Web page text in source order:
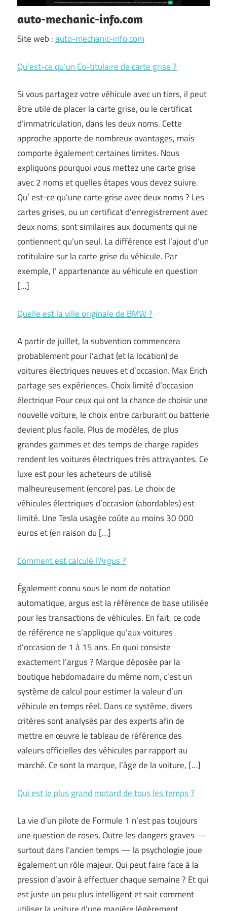
auto-mechanic-info.com
Site web :auto-mechanic-info.com
Qu’est-ce qu’un Co-titulaire de carte grise ?
Si vous partagez votre véhicule avec un tiers, il peut
être utile de placer la carte grise, ou le certificat
d’immatriculation, dans les deux noms. Cette
approche apporte de nombreux avantages, mais
comporte également certaines limites. Nous
expliquons pourquoi vous mettez une carte grise
avec 2 noms et quelles étapes vous devez suivre.
Qu’ est-ce qu’une carte grise avec deux noms ? Les
cartes grises, ou un certificat d’enregistrement avec
deux noms, sont similaires aux documents qui ne
contiennent qu’un seul. La différence est l’ajout d’un
cotitulaire sur la carte grise du véhicule. Par
exemple, l’ appartenance au véhicule en question
[…]
Quelle est la ville originale de BMW ?
A partir de juillet, la subvention commencera
probablement pour l’achat (et la location) de
voitures électriques neuves et d’occasion. Max Erich
partage ses expériences. Choix limité d’occasion
électrique Pour ceux qui ont la chance de choisir une
nouvelle voiture, le choix entre carburant ou batterie
devient plus facile. Plus de modèles, de plus
grandes gammes et des temps de charge rapides
rendent les voitures électriques très attrayantes. Ce
luxe est pour les acheteurs de utilisé
malheureusement (encore) pas. Le choix de
véhicules électriques d’occasion (abordables) est
limité. Une Tesla usagée coûte au moins 30 000
euros et (en raison du […]
Comment est calculé l’Argus ?
Également connu sous le nom de notation
automatique, argus est la référence de base utilisée
pour les transactions de véhicules. En fait, ce code
de référence ne s’applique qu’aux voitures
d’occasion de 1 à 15 ans. En quoi consiste
exactement l’argus ? Marque déposée par la
boutique hebdomadaire du même nom, c’est un
système de calcul pour estimer la valeur d’un
véhicule en temps réel. Dans ce système, divers
critères sont analysés par des experts afin de
mettre en œuvre le tableau de référence des
valeurs officielles des véhicules par rapport au
marché. Ce sont la marque, l’âge de la voiture, […]
Qui est le plus grand motard de tous les temps ?
La vie d’un pilote de Formule 1 n’est pas toujours
une question de roses. Outre les dangers graves —
surtout dans l’ancien temps — la psychologie joue
également un rôle majeur. Qui peut faire face à la
pression d’avoir à effectuer chaque semaine ? Et qui
est juste un peu plus intelligent et sait comment